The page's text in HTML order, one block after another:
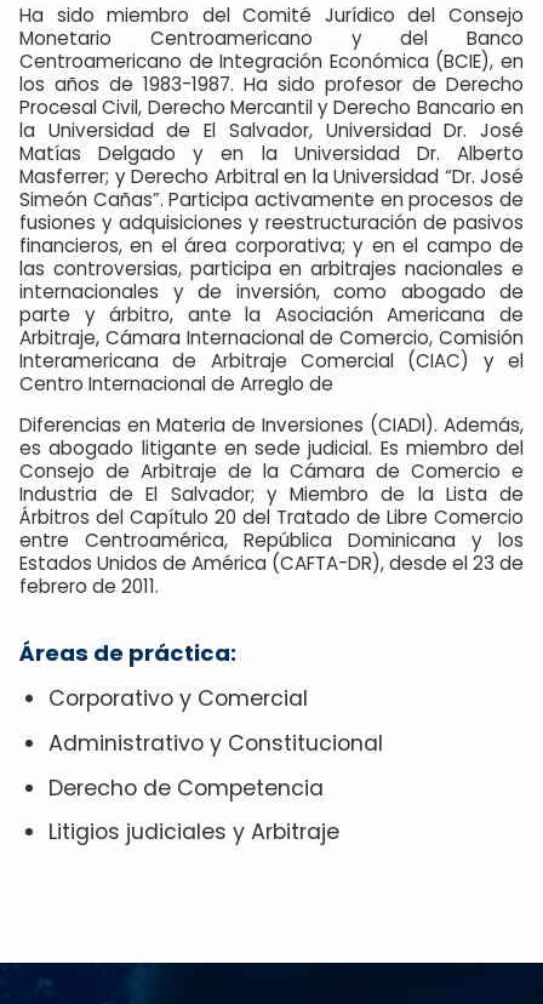
Ha sido miembro del Comité Jurídico del Consejo
Monetario Centroamericano y del Banco
Centroamericano de Integración Económica (BCIE), en
los años de 1983-1987. Ha sido profesor de Derecho
Procesal Civil, Derecho Mercantil y Derecho Bancario en
la Universidad de El Salvador, Universidad Dr. José
Matías Delgado y en la Universidad Dr. Alberto
Masferrer; y Derecho Arbitral en la Universidad “Dr. José
Simeón Cañas”. Participa activamente en procesos de
fusiones y adquisiciones y reestructuración de pasivos
financieros, en el área corporativa; y en el campo de
las controversias, participa en arbitrajes nacionales e
internacionales y de inversión, como abogado de
parte y árbitro, ante la Asociación Americana de
Arbitraje, Cámara Internacional de Comercio, Comisión
Interamericana de Arbitraje Comercial (CIAC) y el
Centro Internacional de Arreglo de
Diferencias en Materia de Inversiones (CIADI). Además,
es abogado litigante en sede judicial. Es miembro del
Consejo de Arbitraje de la Cámara de Comercio e
Industria de El Salvador; y Miembro de la Lista de
Árbitros del Capítulo 20 del Tratado de Libre Comercio
entre Centroamérica, República Dominicana y los
Estados Unidos de América (CAFTA-DR), desde el 23 de
febrero de 2011.
Áreas de práctica:
Corporativo y Comercial
Administrativo y Constitucional
Derecho de Competencia
Litigios judiciales y Arbitraje